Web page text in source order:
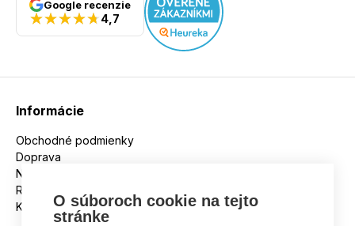
Google recenzie
4,7
Informácie
Obchodné podmienky
Doprava
Nakupujeme na splátky
Reklamácie
KontaktO súboroch cookie na tejto
stránke